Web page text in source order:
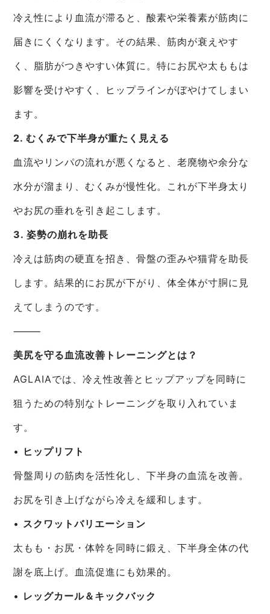
冷え性により血流が滞ると、酸素や栄養素が筋肉に
届きにくくなります。その結果、筋肉が衰えやす
く、脂肪がつきやすい体質に。特にお尻や太ももは
影響を受けやすく、ヒップラインがぼやけてしまい
ます。
2. むくみで下半身が重たく見える
血流やリンパの流れが悪くなると、老廃物や余分な
水分が溜まり、むくみが慢性化。これが下半身太り
やお尻の垂れを引き起こします。
3. 姿勢の崩れを助長
冷えは筋肉の硬直を招き、骨盤の歪みや猫背を助長
します。結果的にお尻が下がり、体全体が寸胴に見
えてしまうのです。
⸻
美尻を守る血流改善トレーニングとは？
AGLAIAでは、冷え性改善とヒップアップを同時に
狙うための特別なトレーニングを取り入れていま
す。
• ヒップリフト
骨盤周りの筋肉を活性化し、下半身の血流を改善。
お尻を引き上げながら冷えを緩和します。
• スクワットバリエーション
太もも・お尻・体幹を同時に鍛え、下半身全体の代
謝を底上げ。血流促進にも効果的。
• レッグカール＆キックバック